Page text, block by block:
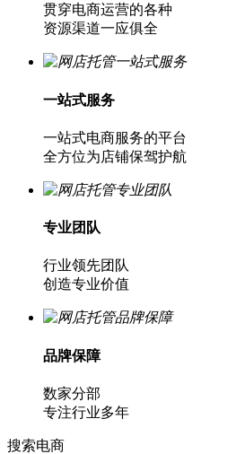
贯穿电商运营的各种
资源渠道一应俱全
一站式服务
一站式电商服务的平台
全方位为店铺保驾护航
专业团队
行业领先团队
创造专业价值
品牌保障
数家分部
专注行业多年
搜索电商